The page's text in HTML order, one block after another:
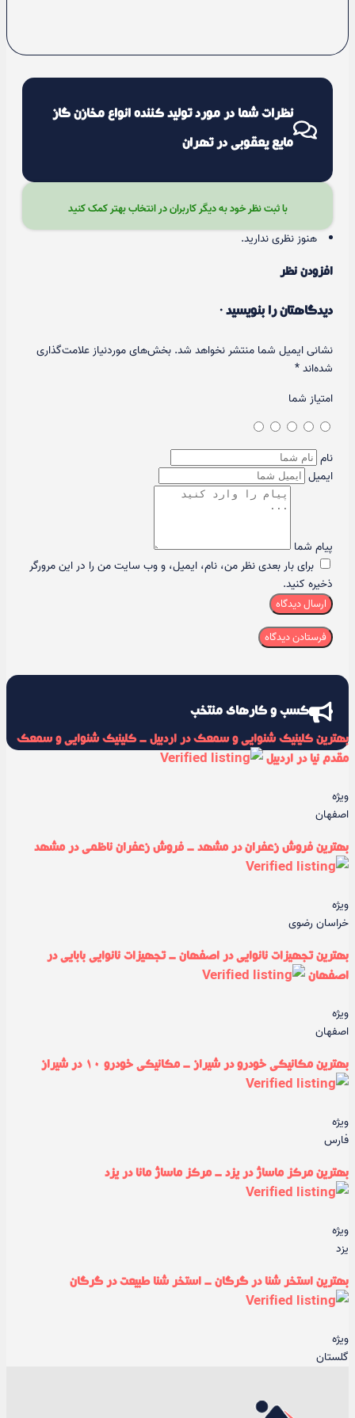
نظرات شما در مورد تولید کننده انواع مخازن گاز
مایع یعقوبی در تهران
با ثبت نظر خود به دیگر کاربران در انتخاب بهتر کمک کنید
هنوز نظری ندارید.
افزودن نظر
دیدگاهتان را بنویسید ·
نشانی ایمیل شما منتشر نخواهد شد. بخش‌های موردنیاز علامت‌گذاری
شده‌اند*
امتیاز شما
نام
ایمیل
پیام شما
برای بار بعدی نظر من، نام، ایمیل، و وب سایت من را در این مرورگر
ذخیره کنید.
ارسال دیدگاه
کسب و کارهای منتخب
بهترین کلینیک شنوایی و سمعک در اردبیل - کلینیک شنوایی و سمعک
مقدم نیا در اردبیل
ویژه
اصفهان
بهترین فروش زعفران در مشهد - فروش زعفران ناظمی در مشهد
ویژه
خراسان رضوی
بهترین تجهیزات نانوایی در اصفهان - تجهیزات نانوایی بابایی در
اصفهان
ویژه
اصفهان
بهترین مکانیکی خودرو در شیراز - مکانیکی خودرو ۱۰ در شیراز
ویژه
فارس
بهترین مرکز ماساژ در یزد - مرکز ماساژ مانا در یزد
ویژه
یزد
بهترین استخر شنا در گرگان - استخر شنا طبیعت در گرگان
ویژه
گلستان